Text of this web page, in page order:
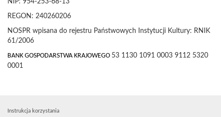
NIP: 954-253-68-13
REGON: 240260206
NOSPR wpisana do rejestru Państwowych Instytucji Kultury: RNIK
61/2006
BANK GOSPODARSTWA KRAJOWEGO 53 1130 1091 0003 9112 5320
0001
Instrukcja korzystania